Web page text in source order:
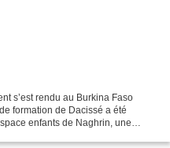
s’est rendu au Burkina Faso
formation de Dacissé a été
enfants de Naghrin, une